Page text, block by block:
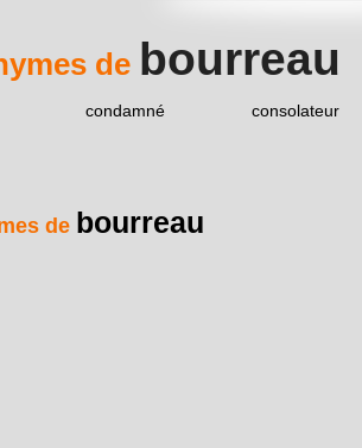
de bourreau
condamné consolateur
de bourreau